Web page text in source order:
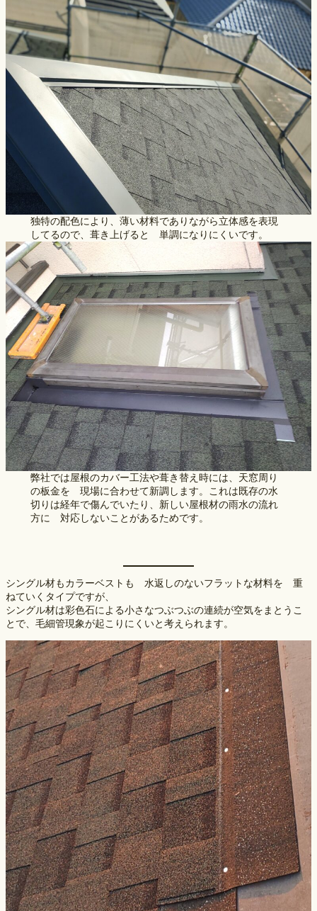
独特の配色により、薄い材料でありながら立体感を表現
してるので、葺き上げると 単調になりにくいです。
弊社では屋根のカバー工法や葺き替え時には、天窓周り
の板金を 現場に合わせて新調します。これは既存の水
切りは経年で傷んでいたり、新しい屋根材の雨水の流れ
方に 対応しないことがあるためです。
シングル材もカラーベストも　水返しのないフラットな材料を　重
ねていくタイプですが、
シングル材は彩色石による小さなつぶつぶの連続が空気をまとうこ
とで、毛細管現象が起こりにくいと考えられます。